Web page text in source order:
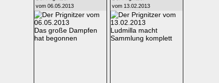
vom 06.05.2013
Das große Dampfen
hat begonnen
vom 13.02.2013
Ludmilla macht
Sammlung komplett